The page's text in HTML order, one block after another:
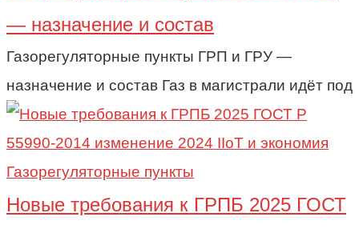
— назначение и состав
Газорегуляторные пункты ГРП и ГРУ —
назначение и состав Газ в магистрали идёт под
Газорегуляторные пункты
Новые требования к ГРПБ 2025 ГОСТ